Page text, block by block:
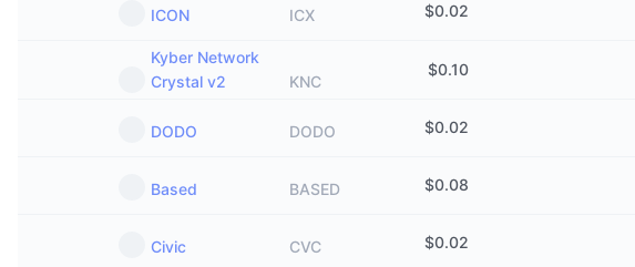
ICON ICX $0.02
Kyber Network
Crystal v2
KNC
$0.10
DODO DODO $0.02
Based BASED $0.08
Civic CVC $0.02